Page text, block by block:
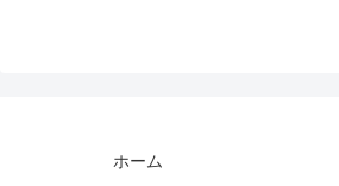
ホーム